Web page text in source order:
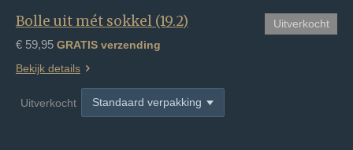
Uitverkocht
Bolle uit mét sokkel (19.2)
€ 59,95 GRATIS verzending
Bekijk details
Uitverkocht